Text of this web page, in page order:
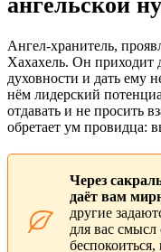
Ангел-хранитель,
Хахахель. Он приходит
духовности и дать ему
нём лидерский
отдавать и не просить
обретает ум провидца:
Через
даёт вам
другие
для вас смысл